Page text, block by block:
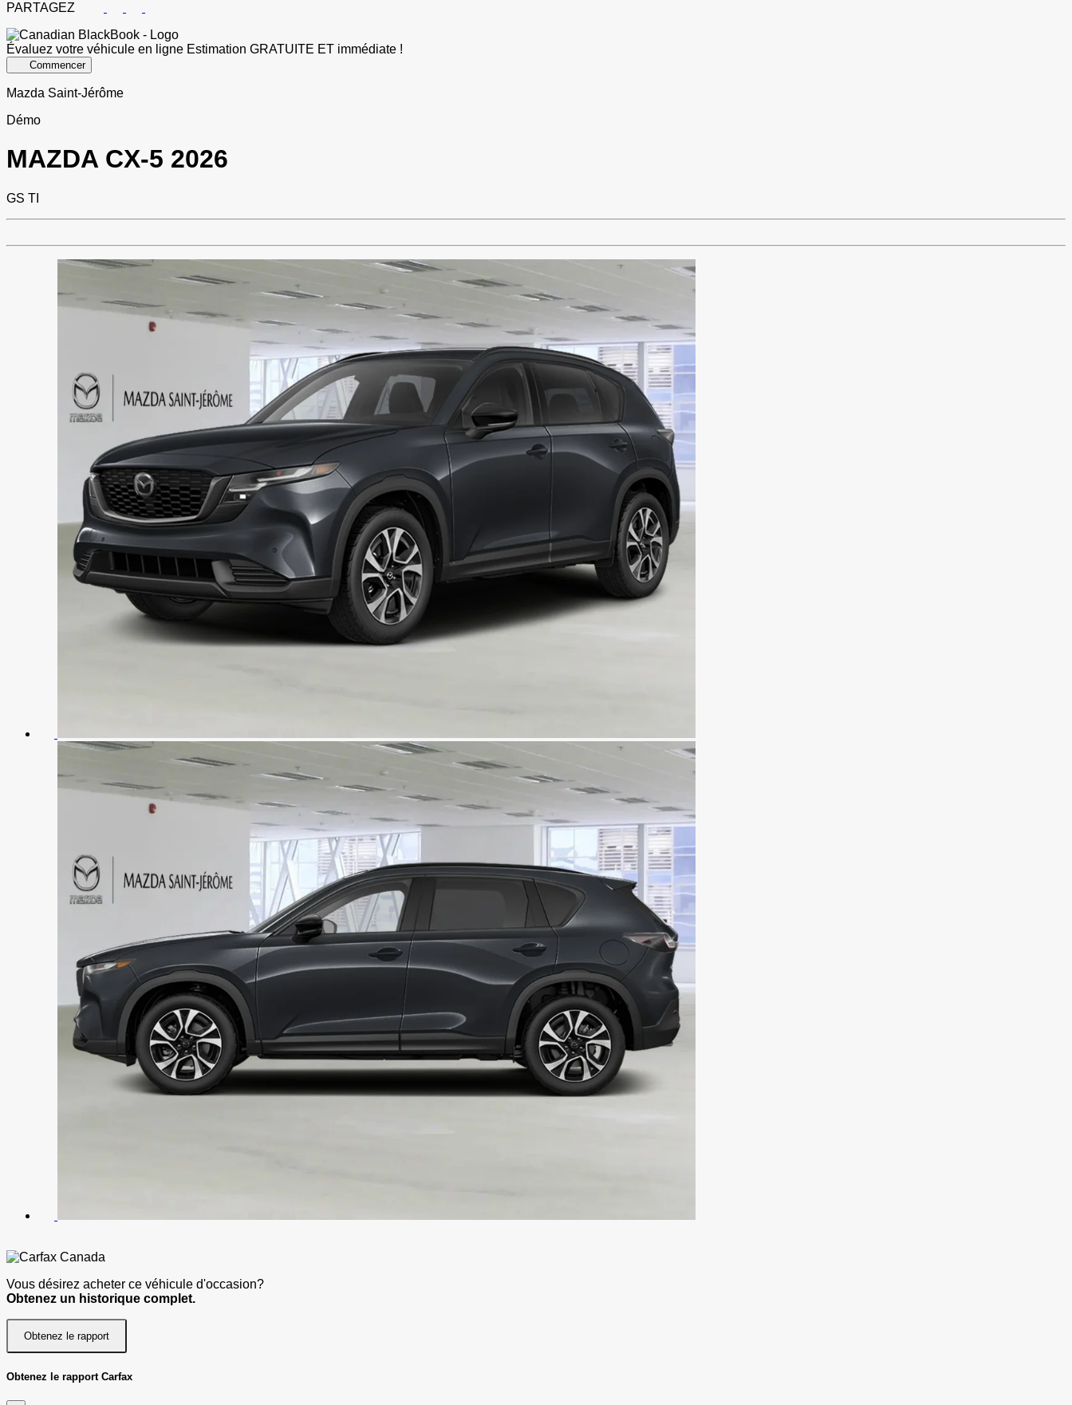
PARTAGEZ
Évaluez votre véhicule en ligne Estimation GRATUITE ET immédiate !
Commencer
Mazda Saint-Jérôme
Démo
MAZDACX-5 2026
GS TI
Vous désirez acheter ce véhicule d'occasion?
Obtenez un historique complet.
Obtenez le rapport
Obtenez le rapport Carfax